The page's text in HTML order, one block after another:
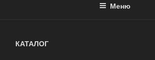
Меню
КАТАЛОГ